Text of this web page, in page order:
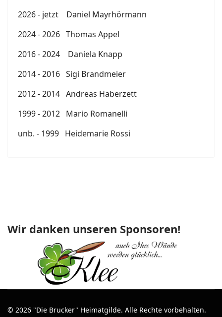
2026 - jetzt Daniel Mayrhörmann
2024 - 2026 Thomas Appel
2016 - 2024 Daniela Knapp
2014 - 2016 Sigi Brandmeier
2012 - 2014 Andreas Haberzett
1999 - 2012 Mario Romanelli
unb. - 1999 Heidemarie Rossi
Wir danken unseren Sponsoren!
© 2026 "Die Brucker" Heimatgilde. Alle Rechte vorbehalten.